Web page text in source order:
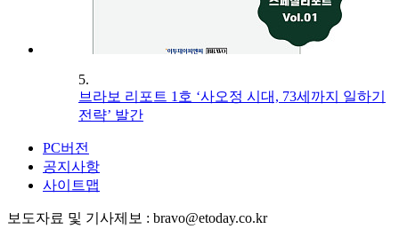
5.
브라보 리포트 1호 ‘사오정 시대, 73세까지 일하기
전략’ 발간
PC버전
공지사항
사이트맵
보도자료 및 기사제보 : bravo@etoday.co.kr